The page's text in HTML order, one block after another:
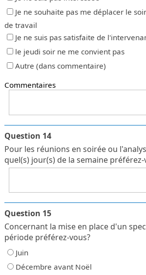
Je ne souhaite pas me déplacer le
de travail
Je ne suis pas satisfaite de
le jeudi soir ne me convient pas
Autre (dans commentaire)
Commentaires
Question 14
Pour les réunions en soirée ou
quel(s) jour(s) de la semaine préférez-
Question 15
Concernant la mise en place d'un
période préférez-vous?
Juin
Décembre avant Noël